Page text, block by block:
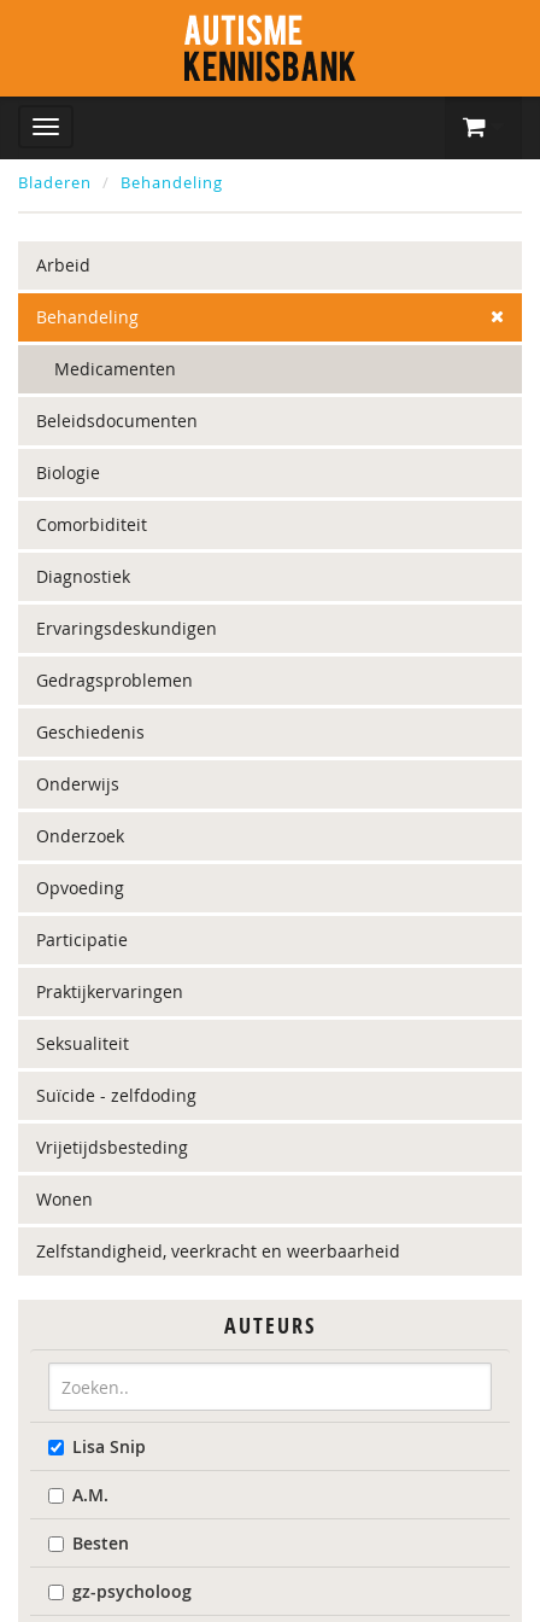
Bladeren Behandeling
Arbeid
Behandeling
Medicamenten
Beleidsdocumenten
Biologie
Comorbiditeit
Diagnostiek
Ervaringsdeskundigen
Gedragsproblemen
Geschiedenis
Onderwijs
Onderzoek
Opvoeding
Participatie
Praktijkervaringen
Seksualiteit
Suïcide - zelfdoding
Vrijetijdsbesteding
Wonen
Zelfstandigheid, veerkracht en weerbaarheid
AUTEURS
Lisa Snip
A.M.
Besten
gz-psycholoog